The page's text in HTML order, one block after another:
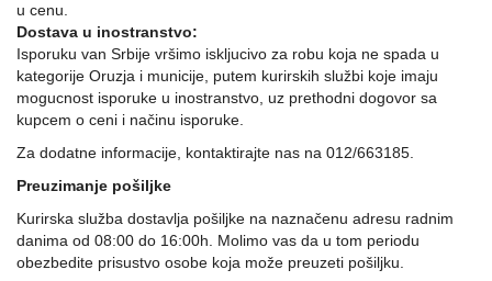
Akcija
Početna
Ribolovačke
priče
Izveštaj
sa
u cenu.
Dostava u inostranstvo:
Isporuku van Srbije vršimo iskljucivo za robu koja ne spada u
kategorije Oruzja i municije, putem kurirskih službi koje imaju
mogucnost isporuke u inostranstvo, uz prethodni dogovor sa
kupcem o ceni i načinu isporuke.
Za dodatne informacije, kontaktirajte nas na 012/663185.
Preuzimanje pošiljke
Kurirska služba dostavlja pošiljke na naznačenu adresu radnim
danima od 08:00 do 16:00h. Molimo vas da u tom periodu
obezbedite prisustvo osobe koja može preuzeti pošiljku.